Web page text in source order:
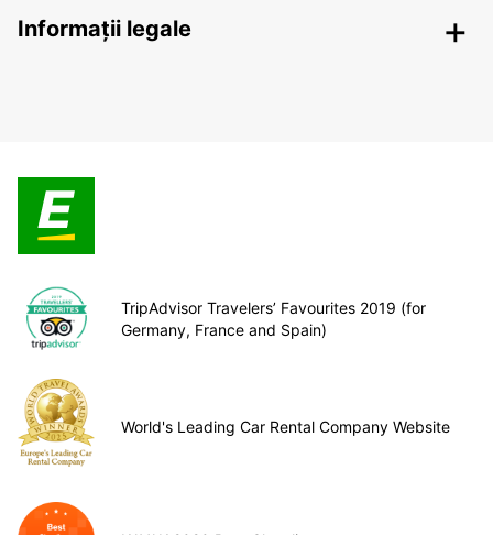
Informații legale
TripAdvisor Travelers’ Favourites 2019 (for
Germany, France and Spain)
World's Leading Car Rental Company Website